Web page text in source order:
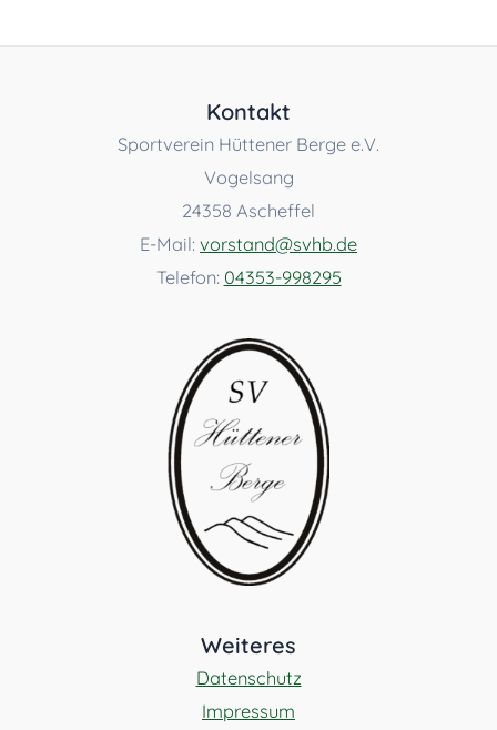
Kontakt
Sportverein Hüttener Berge e.V.
Vogelsang
24358 Ascheffel
E-Mail: vorstand@svhb.de
Telefon: 04353-998295
Weiteres
Datenschutz
Impressum